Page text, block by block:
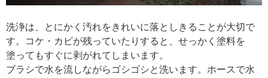
洗浄は、とにかく汚れをきれいに落としきることが大切で
す。コケ・カビが残っていたりすると、せっかく塗料を
塗ってもすぐに剥がれてしまいます。
ブラシで水を流しながらゴシゴシと洗います。ホースで水